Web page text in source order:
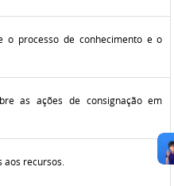
o processo de conhecimento e o
as ações de consignação em
aos recursos.